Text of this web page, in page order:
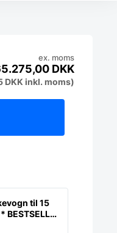
DKK
ex. moms
DKK inkl. moms)
til 15